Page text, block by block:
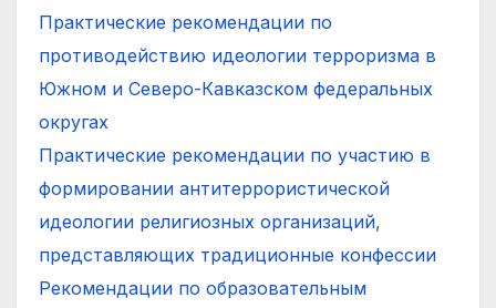
Практические рекомендации по
противодействию идеологии терроризма в
Южном и Северо-Кавказском федеральных
округах
Практические рекомендации по участию в
формировании антитеррористической
идеологии религиозных организаций,
представляющих традиционные конфессии
Рекомендации по образовательным